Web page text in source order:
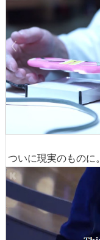
ついに現実のものに。